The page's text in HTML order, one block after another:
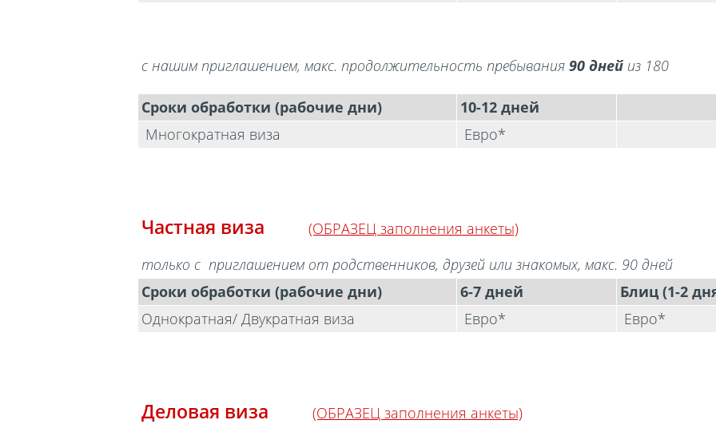
с нашим приглашением, макс. продолжительность пребывания 90 дней из 180
Сроки обработки (рабочие дни)
10-12 дней
Многократная виза
Евро*
Частная виза
(ОБРАЗЕЦ заполнения анкеты)
только с приглашением от родственников, друзей или знакомых, макс. 90 дней
Сроки обработки (рабочие дни)
6-7 дней
Блиц (1-2
Однократная/ Двукратная виза
Евро* Евро*
Деловая виза
(ОБРАЗЕЦ заполнения анкеты)